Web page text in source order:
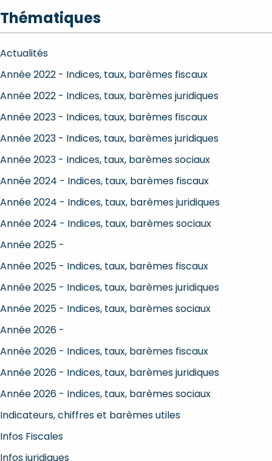
Thématiques
Actualités
Année 2022 - Indices, taux, barèmes fiscaux
Année 2022 - Indices, taux, barèmes juridiques
Année 2023 - Indices, taux, barèmes fiscaux
Année 2023 - Indices, taux, barèmes juridiques
Année 2023 - Indices, taux, barèmes sociaux
Année 2024 - Indices, taux, barèmes fiscaux
Année 2024 - Indices, taux, barèmes juridiques
Année 2024 - Indices, taux, barèmes sociaux
Année 2025 -
Année 2025 - Indices, taux, barèmes fiscaux
Année 2025 - Indices, taux, barèmes juridiques
Année 2025 - Indices, taux, barèmes sociaux
Année 2026 -
Année 2026 - Indices, taux, barèmes fiscaux
Année 2026 - Indices, taux, barèmes juridiques
Année 2026 - Indices, taux, barèmes sociaux
Indicateurs, chiffres et barèmes utiles
Infos Fiscales
Infos juridiques